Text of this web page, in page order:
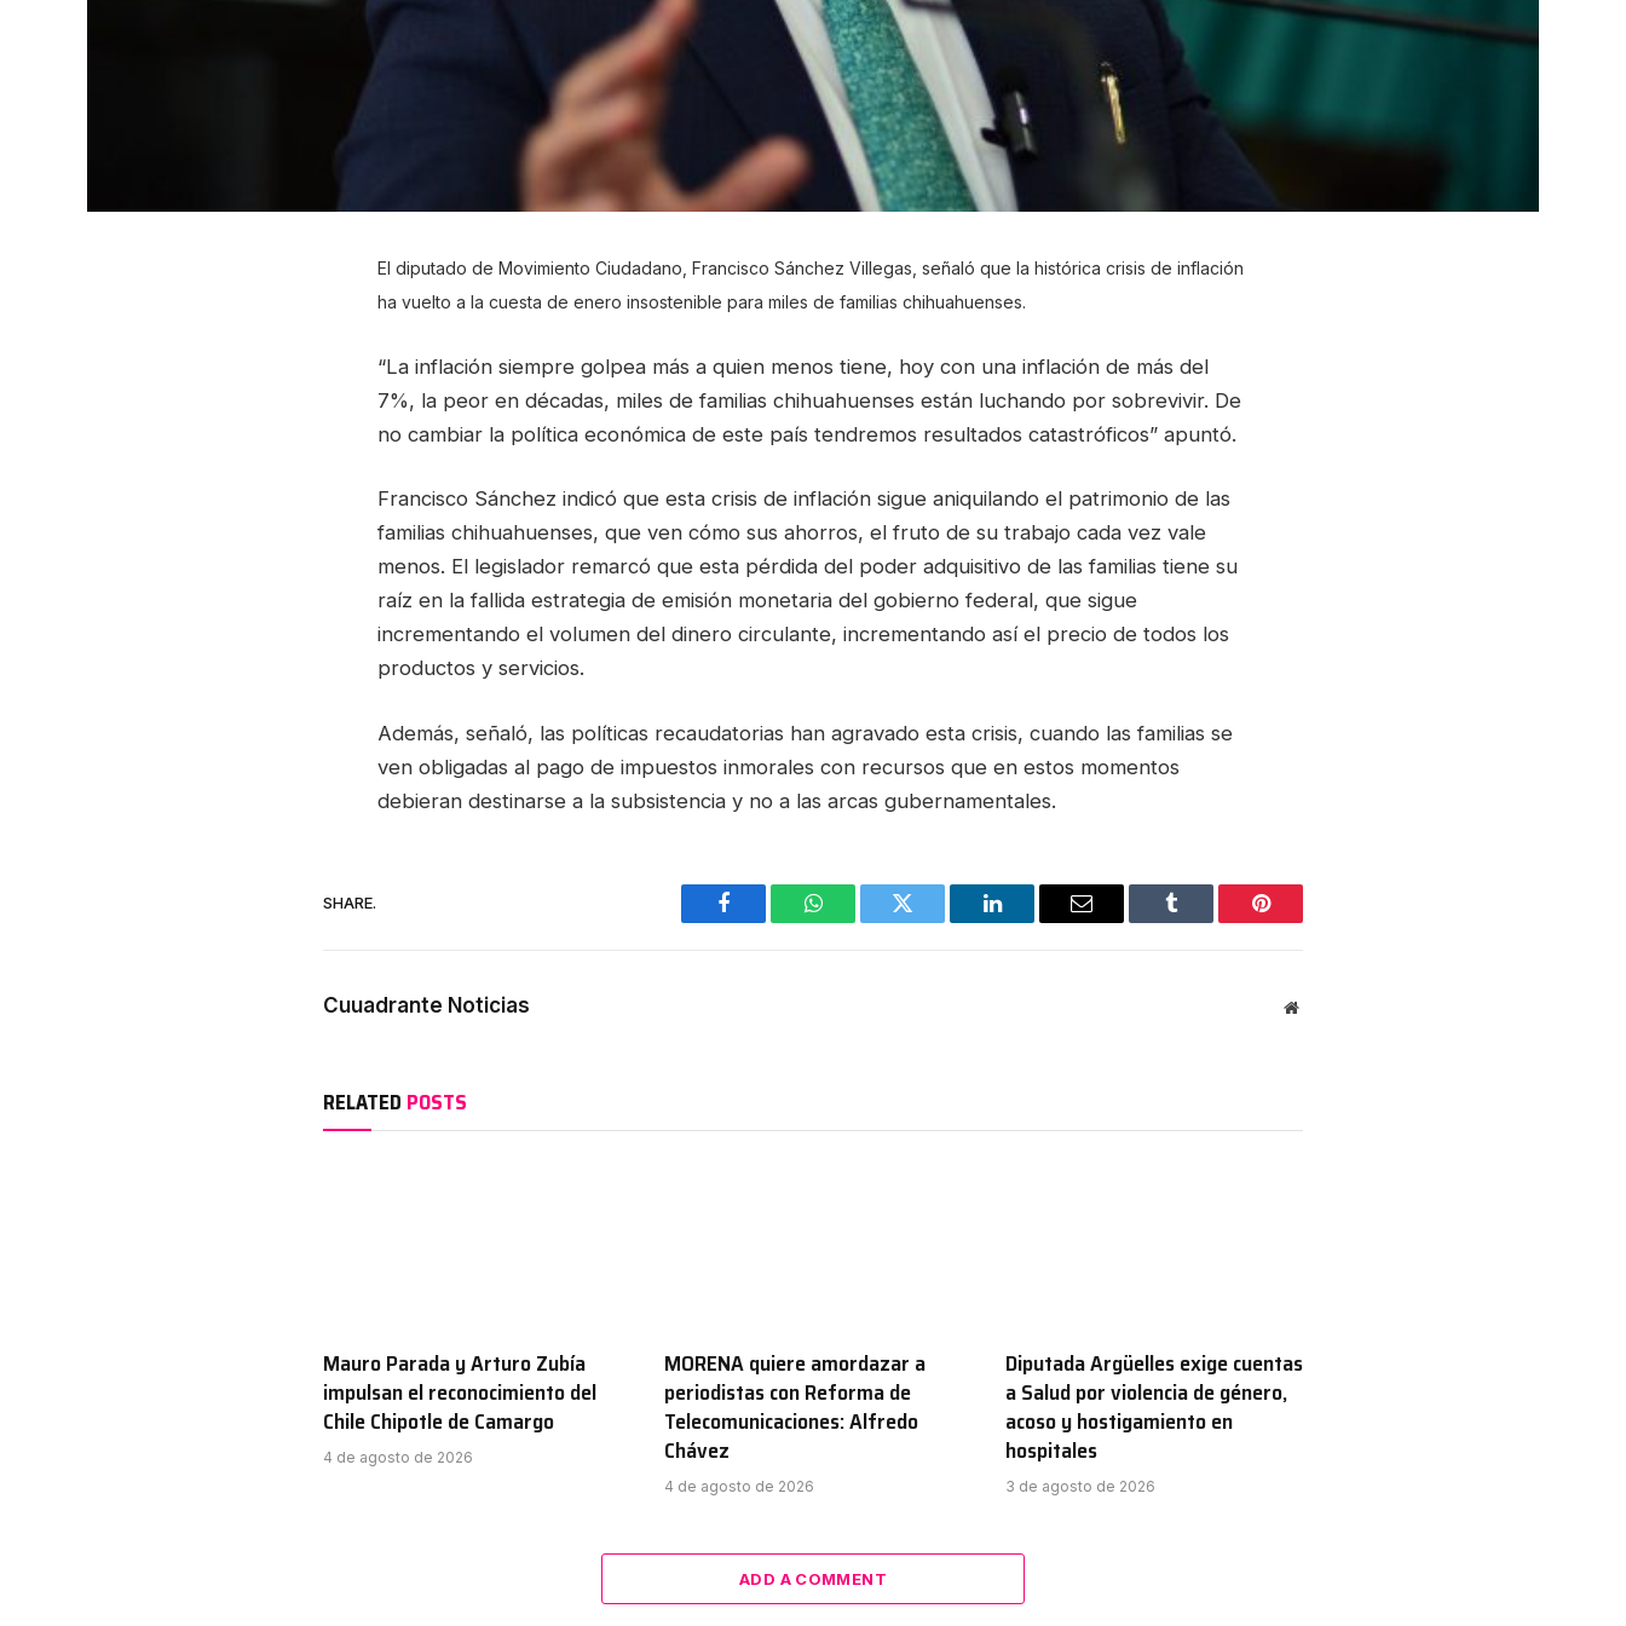
El diputado de Movimiento Ciudadano, Francisco Sánchez Villegas, señaló que la histórica crisis de inflación
ha vuelto a la cuesta de enero insostenible para miles de familias chihuahuenses.
“La inflación siempre golpea más a quien menos tiene, hoy con una inflación de más del
7%, la peor en décadas, miles de familias chihuahuenses están luchando por sobrevivir. De
no cambiar la política económica de este país tendremos resultados catastróficos” apuntó.
Francisco Sánchez indicó que esta crisis de inflación sigue aniquilando el patrimonio de las
familias chihuahuenses, que ven cómo sus ahorros, el fruto de su trabajo cada vez vale
menos. El legislador remarcó que esta pérdida del poder adquisitivo de las familias tiene su
raíz en la fallida estrategia de emisión monetaria del gobierno federal, que sigue
incrementando el volumen del dinero circulante, incrementando así el precio de todos los
productos y servicios.
Además, señaló, las políticas recaudatorias han agravado esta crisis, cuando las familias se
ven obligadas al pago de impuestos inmorales con recursos que en estos momentos
debieran destinarse a la subsistencia y no a las arcas gubernamentales.
SHARE.
Facebook WhatsAppTwitter LinkedIn Email Tumblr Pinterest
Cuuadrante Noticias Website
RELATED POSTS
Mauro Parada y Arturo Zubía
impulsan el reconocimiento del
Chile Chipotle de Camargo
4 de agosto de 2026
MORENA quiere amordazar a
periodistas con Reforma de
Telecomunicaciones: Alfredo
Chávez
4 de agosto de 2026
Diputada Argüelles exige cuentas
a Salud por violencia de género,
acoso y hostigamiento en
hospitales
3 de agosto de 2026
ADD A COMMENT